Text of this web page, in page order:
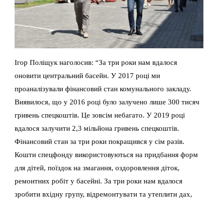
Ігор Поліщук наголосив: “За три роки нам вдалося
оновити центральний басейн. У 2017 році ми
проаналізували фінансовий стан комунального закладу.
Виявилося, що у 2016 році було залучено лише 300 тисяч
гривень спецкоштів. Це зовсім небагато. У 2019 році
вдалося залучити 2,3 мільйона гривень спецкоштів.
Фінансовий стан за три роки покращився у сім разів.
Кошти спецфонду використовуються на придбання форм
для дітей, поїздок на змагання, оздоровлення діток,
ремонтних робіт у басейні. За три роки нам вдалося
зробити вхідну групу, відремонтувати та утеплити дах,